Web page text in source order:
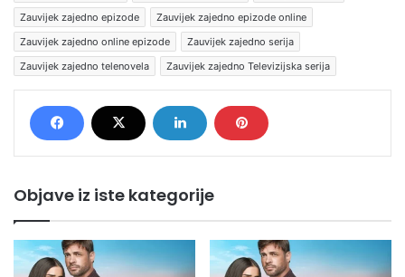
Zauvijek zajedno epizode
Zauvijek zajedno epizode online
Zauvijek zajedno online epizode
Zauvijek zajedno serija
Zauvijek zajedno telenovela
Zauvijek zajedno Televizijska serija
Objave iz iste kategorije